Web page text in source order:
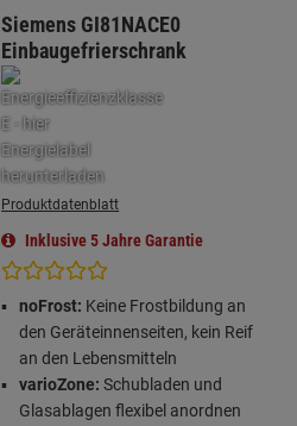
Siemens GI81NACE0
Einbaugefrierschrank
Produktdatenblatt
Inklusive 5 Jahre Garantie
noFrost: Keine Frostbildung an
den Geräteinnenseiten, kein Reif
an den Lebensmitteln
varioZone: Schubladen und
Glasablagen flexibel anordnen